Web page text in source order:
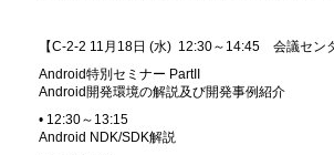
【C-2-2 11月18日 (水) 12:30～14:45 会議セン
Android特別セミナー PartII
Android開発環境の解説及び開発事例紹介
• 12:30～13:15
Android NDK/SDK解説